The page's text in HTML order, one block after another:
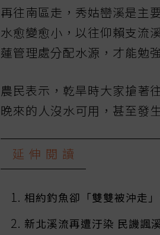
再往南區走，秀姑巒溪是主
水愈變愈小，以往仰賴支流
蓮管理處分配水源，才能勉
農民表示，乾旱時大家搶著
晚來的人沒水可用，甚至發
延伸閱讀
相約釣魚卻「雙雙被沖走
新北溪流再遭汙染 民譏諷